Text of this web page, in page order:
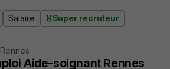
Salaire Super recruteur
Aide-soignant Rennes